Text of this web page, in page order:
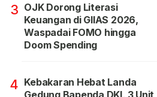
3 OJK Dorong Literasi
Keuangan di GIIAS 2026,
Waspadai FOMO hingga
Doom Spending
4 Kebakaran Hebat Landa
Gedung Bapenda DKI, 3 Unit